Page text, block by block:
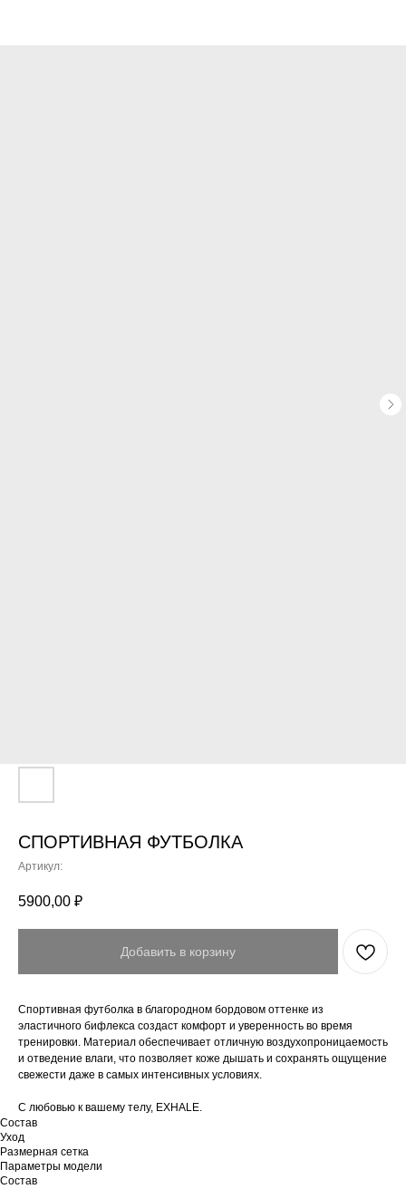
СПОРТИВНАЯ ФУТБОЛКА
Артикул:
5900,00 ₽
Добавить в корзину
Спортивная футболка в благородном бордовом оттенке из
эластичного бифлекса создаст комфорт и уверенность во время
тренировки. Материал обеспечивает отличную воздухопроницаемость
и отведение влаги, что позволяет коже дышать и сохранять ощущение
свежести даже в самых интенсивных условиях.
С любовью к вашему телу, EXHALE.
Состав
Уход
Размерная сетка
Параметры модели
Состав